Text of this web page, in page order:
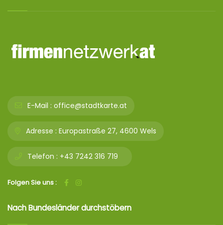
E-Mail : office@stadtkarte.at
Adresse : Europastraße 27, 4600 Wels
Telefon : +43 7242 316 719
Folgen Sie uns :
Nach Bundesländer durchstöbern